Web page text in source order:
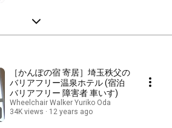
［かんぽの宿 寄居］埼玉秩父の
バリアフリー温泉ホテル (宿泊
バリアフリー 障害者 車いす)
Wheelchair Walker Yuriko Oda
34K views
12 years ago